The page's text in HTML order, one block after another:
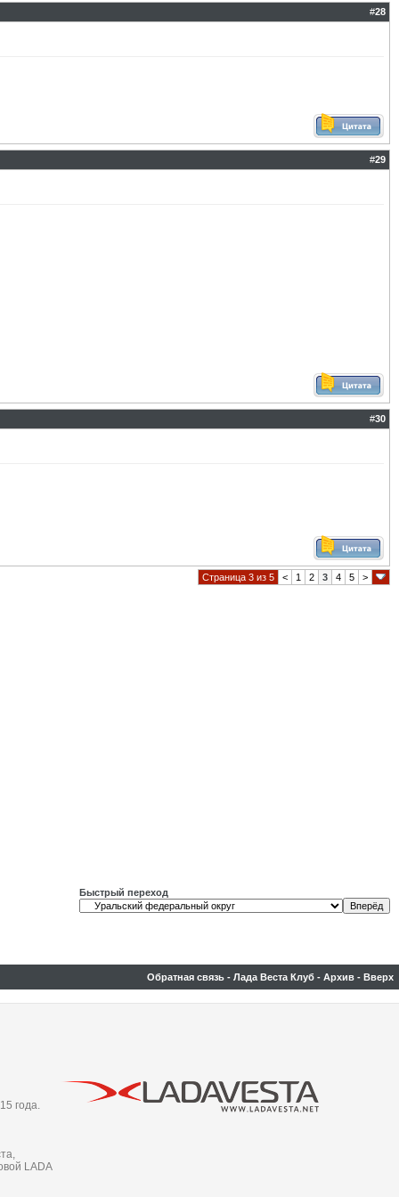
#28
#29
#30
Страница 3 из 5 < 1 2 3 4 5 >
Быстрый переход
Обратная связь - Лада Веста Клуб - Архив - Вверх
года.
LADA